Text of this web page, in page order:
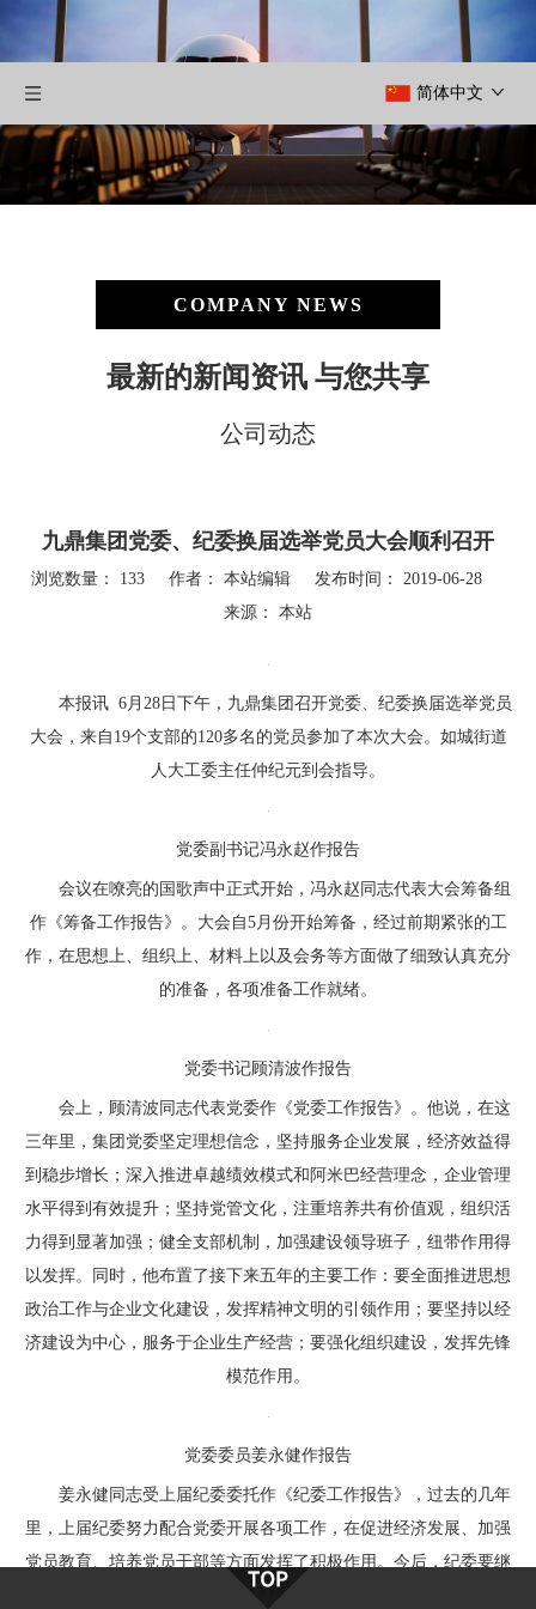
简体中文
COMPANY NEWS
最新的新闻资讯 与您共享
公司动态
九鼎集团党委、纪委换届选举党员大会顺利召开
浏览数量： 133作者： 本站编辑 发布时间： 2019-06-28
来源： 本站
本报讯 6月28日下午，九鼎集团召开党委、纪委换届选举党员
大会，来自19个支部的120多名的党员参加了本次大会。如城街道
人大工委主任仲纪元到会指导。
党委副书记冯永赵作报告
会议在嘹亮的国歌声中正式开始，冯永赵同志代表大会筹备组
作《筹备工作报告》。大会自5月份开始筹备，经过前期紧张的工
作，在思想上、组织上、材料上以及会务等方面做了细致认真充分
的准备，各项准备工作就绪。
党委书记顾清波作报告
会上，顾清波同志代表党委作《党委工作报告》。他说，在这
三年里，集团党委坚定理想信念，坚持服务企业发展，经济效益得
到稳步增长；深入推进卓越绩效模式和阿米巴经营理念，企业管理
水平得到有效提升；坚持党管文化，注重培养共有价值观，组织活
力得到显著加强；健全支部机制，加强建设领导班子，纽带作用得
以发挥。同时，他布置了接下来五年的主要工作：要全面推进思想
政治工作与企业文化建设，发挥精神文明的引领作用；要坚持以经
济建设为中心，服务于企业生产经营；要强化组织建设，发挥先锋
模范作用。
党委委员姜永健作报告
姜永健同志受上届纪委委托作《纪委工作报告》，过去的几年
里，上届纪委努力配合党委开展各项工作，在促进经济发展、加强
党员教育、培养党员干部等方面发挥了积极作用。今后，纪委要继
续全面履行党章赋予的职责，深入开展党风廉政建设和监督检查工